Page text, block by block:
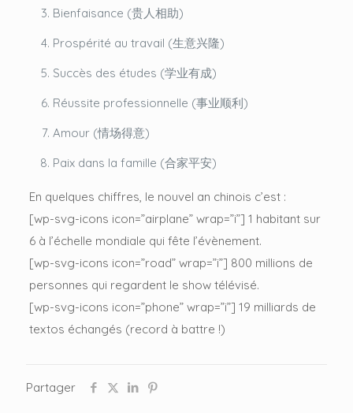
Bienfaisance (贵人相助)
Prospérité au travail (生意兴隆)
Succès des études (学业有成)
Réussite professionnelle (事业顺利)
Amour (情场得意)
Paix dans la famille (合家平安)
En quelques chiffres, le nouvel an chinois c’est :
[wp-svg-icons icon=”airplane” wrap=”i”] 1 habitant sur
6 à l’échelle mondiale qui fête l’évènement.
[wp-svg-icons icon=”road” wrap=”i”] 800 millions de
personnes qui regardent le show télévisé.
[wp-svg-icons icon=”phone” wrap=”i”] 19 milliards de
textos échangés (record à battre !)
Partager